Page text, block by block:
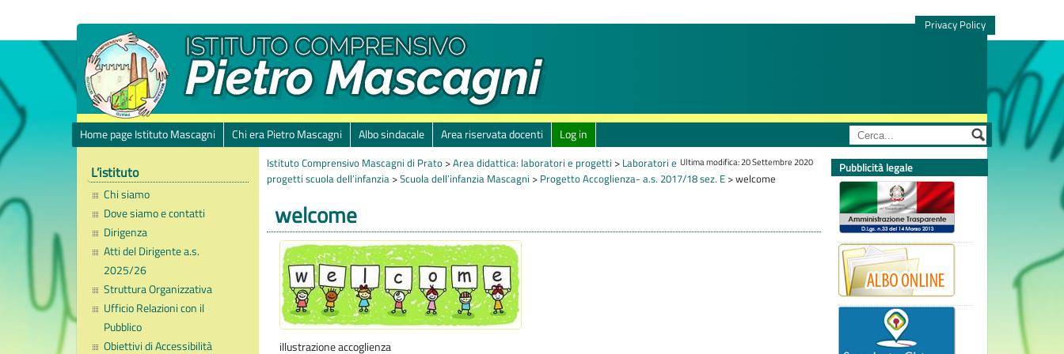
Privacy Policy
Home page Istituto Mascagni Chi era Pietro Mascagni Albo sindacale Area riservata docenti Log in
L’istituto
Chi siamo
Dove siamo e contatti
Dirigenza
Atti del Dirigente a.s.
2025/26
Struttura Organizzativa
Ufficio Relazioni con il
Pubblico
Obiettivi di Accessibilità
Ultima modifica: 20 Settembre 2020
Istituto Comprensivo Mascagni di Prato >Area didattica: laboratori e progetti > Laboratori e
progetti scuola dell’infanzia >Scuola dell’infanzia Mascagni > Progetto Accoglienza- a.s. 2017/18 sez. E >welcome
welcome
illustrazione accoglienza
Pubblicità legale